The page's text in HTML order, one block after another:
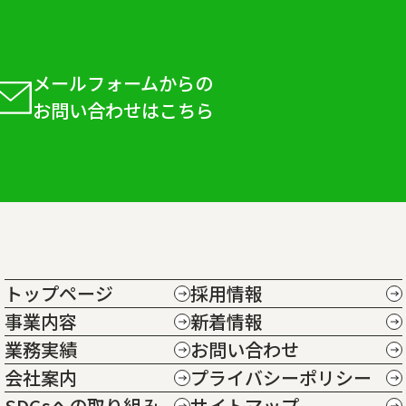
メールフォームからの
お問い合わせはこちら
トップページ
事業内容
業務実績
会社案内
採用情報
新着情報
お問い合わせ
プライバシーポリシー